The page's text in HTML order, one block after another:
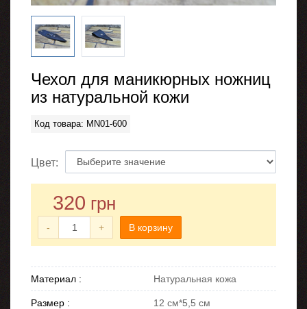
Чехол для маникюрных ножниц
из натуральной кожи
Код товара: MN01-600
Цвет:
320 грн
- + В корзину
Материал : Натуральная кожа
Размер : 12 см*5,5 см